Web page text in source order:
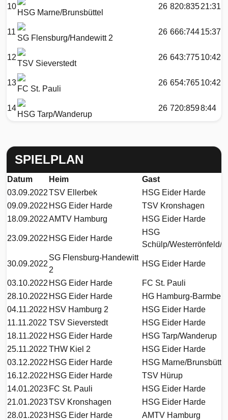
10
HSG Marne/Brunsbüttel
26 820:83521:31
11
SG Flensburg/Handewitt 2
26 666:74415:37
12
TSV Sieverstedt
26 643:77510:42
13
FC St. Pauli
26 654:76510:42
14
HSG Tarp/Wanderup
26 720:8598:44
SPIELPLAN
Datum Heim
Gast
03.09.2022TSV Ellerbek
HSG Eider Harde
09.09.2022 HSG Eider Harde
TSV Kronshagen
18.09.2022AMTV Hamburg HSG Eider Harde
23.09.2022 HSG Eider Harde
HSG
Schülp/Westerrönfeld/
30.09.2022
SG Flensburg-Handewitt
2
HSG Eider Harde
03.10.2022 HSG Eider Harde
FC St. Pauli
28.10.2022 HSG Eider Harde
HG Hamburg-Barmbek
04.11.2022 HSV Hamburg 2
HSG Eider Harde
11.11.2022 TSV Sieverstedt
HSG Eider Harde
18.11.2022 HSG Eider Harde
HSG Tarp/Wanderup
25.11.2022 THW Kiel 2
HSG Eider Harde
03.12.2022 HSG Eider Harde
HSG Marne/Brunsbüttel
16.12.2022 HSG Eider Harde
TSV Hürup
14.01.2023 FC St. Pauli
HSG Eider Harde
21.01.2023TSV Kronshagen
HSG Eider Harde
28.01.2023 HSG Eider Harde AMTV Hamburg